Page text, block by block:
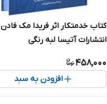
کتاب خدمتکار اثر فریدا مک فادن
انتشارات آتیسا لبه رنگی
458,000
افزودن به سبد